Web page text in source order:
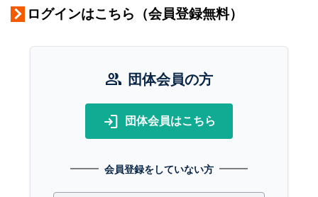
ログインはこちら（会員登録無料）
group 団体会員の方
login 団体会員はこちら
会員登録をしていない方